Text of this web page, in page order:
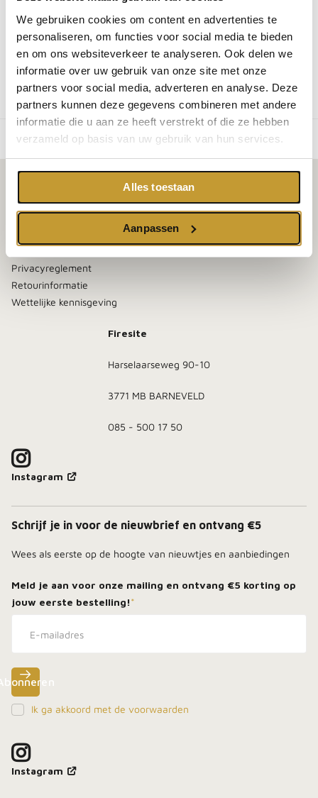
We gebruiken cookies om content en advertenties te
personaliseren, om functies voor social media te bieden
en om ons websiteverkeer te analyseren. Ook delen we
informatie over uw gebruik van onze site met onze
partners voor social media, adverteren en analyse. Deze
partners kunnen deze gegevens combineren met andere
informatie die u aan ze heeft verstrekt of die ze hebben
verzameld op basis van uw gebruik van hun services.
Alles toestaan
Aanpassen
EAN:4064251002585
You may also like
You may also like
Contact
Privacyreglement
Retourinformatie
Wettelijke kennisgeving
Firesite
Harselaarseweg 90-10
3771 MB BARNEVELD
085 - 500 17 50
Instagram
Schrijf je in voor de nieuwbrief en ontvang €5
Wees als eerste op de hoogte van nieuwtjes en aanbiedingen
Meld je aan voor onze mailing en ontvang €5 korting op
jouw eerste bestelling!*
Ik ga akkoord met de voorwaarden
Instagram
Meld je aan, blijf dicht bij het vuur en ontdek als
eerste onze beste deals in je inbox.